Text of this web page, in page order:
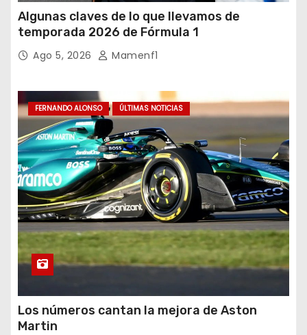
Algunas claves de lo que llevamos de
temporada 2026 de Fórmula 1
Ago 5, 2026 Mamenf1
FERNANDO ALONSO ÚLTIMAS NOTICIAS
Los números cantan la mejora de Aston
Martin